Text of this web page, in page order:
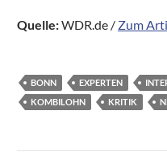
Quelle:WDR.de / Zum
BONN EXPERTEN
KOMBILOHN
KRITIK